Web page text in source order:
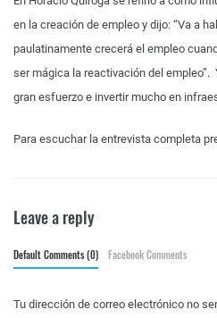
en la creación de empleo y dijo: “Va a
paulatinamente crecerá el empleo
ser mágica la reactivación del empleo”.
gran esfuerzo e invertir mucho en
Para escuchar la entrevista completa
Leave a reply
Default Comments (0) Facebook Comments
Tu dirección de correo electrónico no